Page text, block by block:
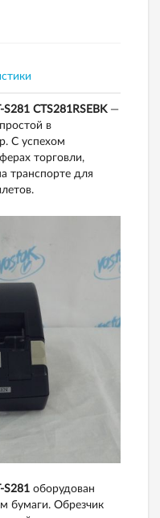
CTS281RSEBK—
в
С успехом
торговли,
транспорте для
S281 оборудован
бумаги. Обрезчик